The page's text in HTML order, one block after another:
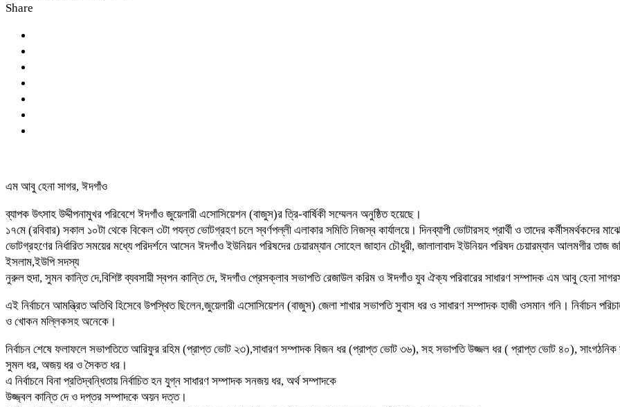
Share
এম আবু হেনা সাগর, ঈদগাঁও
ব্যাপক উৎসাহ উদ্দীপনামুখর পরিবেশে ঈদগাঁও জুয়েলারী এসোসিয়েশন (বাজুস)র ত্রি-বার্ষিকী সম্মেলন অনুষ্ঠিত হয়েছে।
১৭মে (রবিবার) সকাল ১০টা থেকে বিকেল ৩টা পযন্ত ভোটগ্রহণ চলে স্বর্ণপল্লী এলাকার সমিতি নিজস্ব কার্যালয়ে। দিনব্যাপী ভোটারসহ প্রার্থী ও তাদের কর্মীসমর্থকদের
ভোটগ্রহণের নির্ধারিত সময়ের মধ্যে পরিদর্শনে আসেন ঈদগাঁও ইউনিয়ন পরিষদের চেয়ারম্যান সোহেল জাহান চৌধুরী, জালালাবাদ ইউনিয়ন পরিষদ চেয়ারম্যান আলমগীর
ইসলাম,ইউপি সদস্য
নুরুল হুদা, সুমন কান্তি দে,বিশিষ্ট ব্যবসায়ী স্বপন কান্তি দে, ঈদগাঁও প্রেসক্লাব সভাপতি রেজাউল করিম ও ঈদগাঁও যুব ঐক্য পরিবারের সাধারণ সম্পাদক এম আবু হেনা
এই নির্বাচনে আমন্ত্রিত অতিথি হিসেবে উপস্থিত ছিলেন,জুয়েলারী এসোসিয়েশন (বাজুস) জেলা শাখার সভাপতি সুবাস ধর ও সাধারণ সম্পাদক হাজী ওসমান গনি। নির্বাচন
ও খোকন মল্লিকসহ অনেকে।
নির্বাচন শেষে ফলাফলে সভাপতিতে আরিফুর রহিম (প্রাপ্ত ভোট ২৩),সাধারণ সম্পাদক বিজন ধর (প্রাপ্ত ভোট ৩৬), সহ সভাপতি উজ্জল ধর ( প্রাপ্ত ভোট ৪০),
সুমল ধর, অজয় ধর ও সৈকত ধর।
এ নির্বাচনে বিনা প্রতিদ্বন্ধিতায় নির্বাচিত হন যুগ্ন সাধারণ সম্পাদক সনজয় ধর, অর্থ সম্পাদকে
উজ্জ্বল কান্তি দে ও দপ্তর সম্পাদকে অয়ন দত্ত।